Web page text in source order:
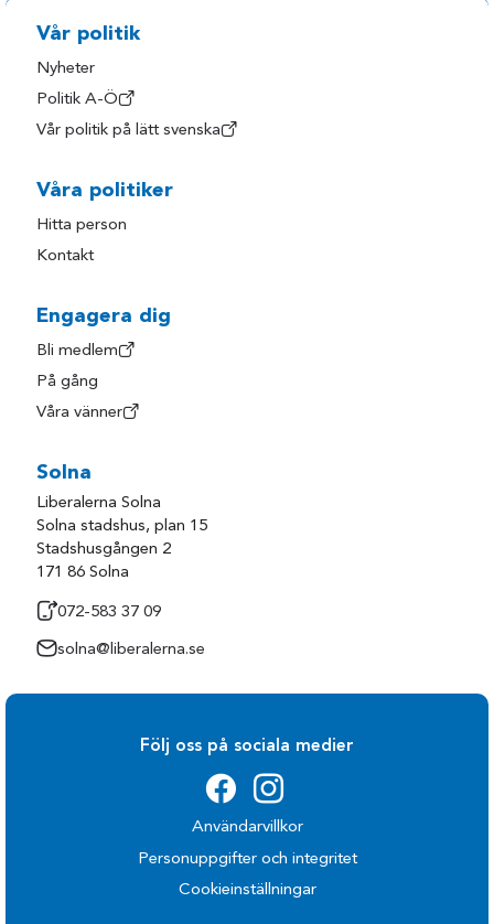
Vår politik
Nyheter
Politik A-Ö
Vår politik på lätt svenska
Våra politiker
Hitta person
Kontakt
Engagera dig
Bli medlem
På gång
Våra vänner
Solna
Liberalerna Solna
Solna stadshus, plan 15
Stadshusgången 2
171 86 Solna
072-583 37 09
solna@liberalerna.se
Följ oss på sociala medier
Användarvillkor
Personuppgifter och integritet
Cookieinställningar